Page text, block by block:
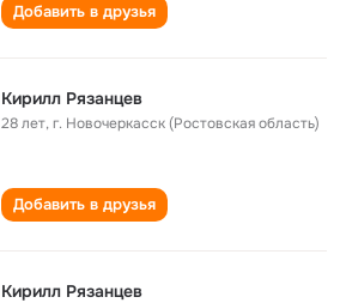
Добавить в друзья
Кирилл Рязанцев
28 лет,г. Новочеркасск (Ростовская область)
Добавить в друзья
Кирилл Рязанцев